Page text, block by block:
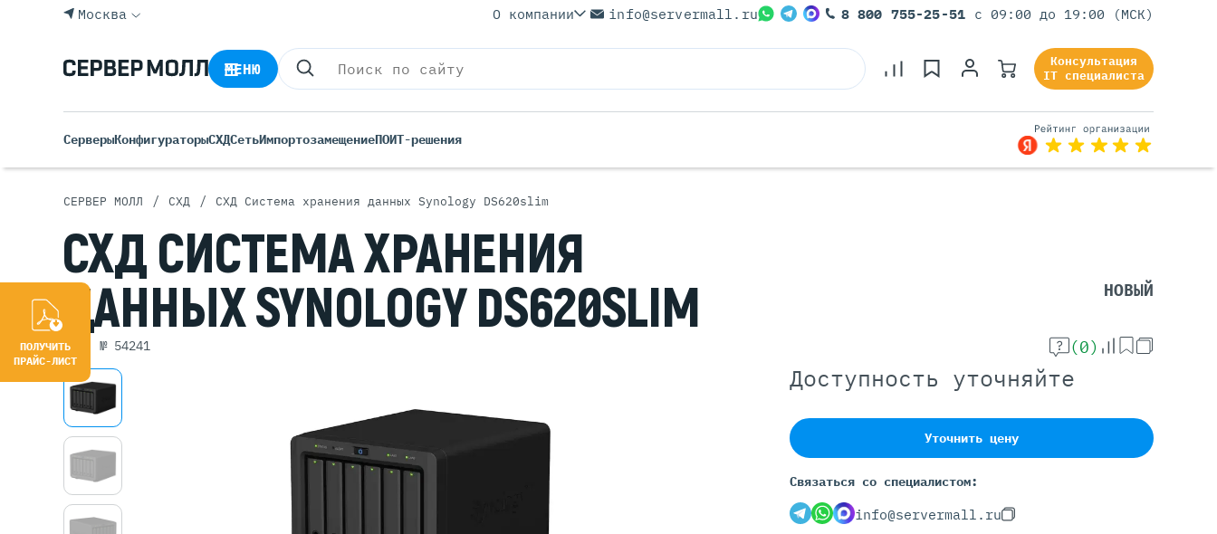
Rack Серверы
Tower Серверы
Российские Серверы
Б/У Серверы (Refurbished)
Серверы ASUS
Серверы SUPERMICRO
Серверы Huawei Atlas
Серверы DELL
С GPU AMD
Москва О компании info@servermall.ru 8 800 755-25-51 с 09:00 до 19:00 (МСК)
МЕНЮ
Консультация
IT специалиста
СерверыКонфигураторыСХДСетьИмпортозамещениеПОИТ-решения
СЕРВЕР МОЛЛ / СХД / СХД Система хранения данных Synology DS620slim
СХДСИСТЕМАХРАНЕНИЯ
ДАННЫХSYNOLOGYDS620SLIM
арт. № 54241
НОВЫЙ
(0)
Доступность уточняйте
Уточнить цену
Связаться со специалистом:
info@servermall.ru
ПОЛУЧИТЬ
ПРАЙС-ЛИСТ